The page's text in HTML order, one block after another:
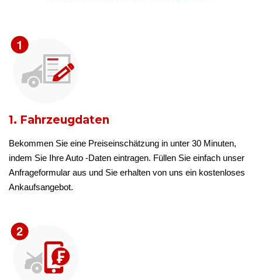
1. Fahrzeugdaten
Bekommen Sie eine Preiseinschätzung in unter 30 Minuten,
indem Sie Ihre Auto -Daten eintragen. Füllen Sie einfach unser
Anfrageformular aus und Sie erhalten von uns ein kostenloses
Ankaufsangebot.